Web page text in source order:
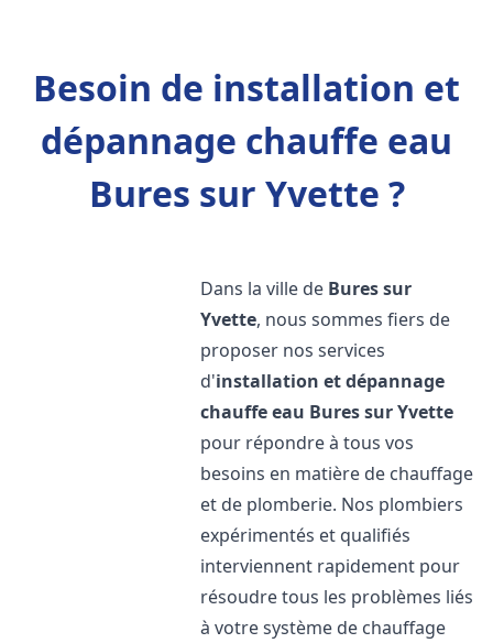
Besoin de installation et
dépannage chauffe eau
Bures sur Yvette ?
Dans la ville de Bures sur
Yvette, nous sommes fiers de
proposer nos services
d'installation et dépannage
chauffe eau Bures sur Yvette
pour répondre à tous vos
besoins en matière de chauffage
et de plomberie. Nos plombiers
expérimentés et qualifiés
interviennent rapidement pour
résoudre tous les problèmes liés
à votre système de chauffage